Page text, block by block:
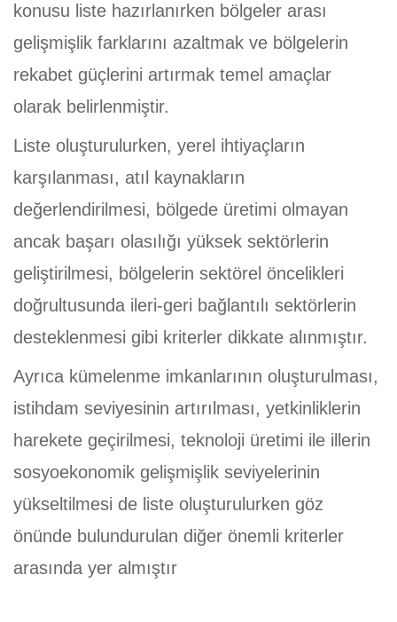
konusu liste hazırlanırken bölgeler arası
gelişmişlik farklarını azaltmak ve bölgelerin
rekabet güçlerini artırmak temel amaçlar
olarak belirlenmiştir.
Liste oluşturulurken, yerel ihtiyaçların
karşılanması, atıl kaynakların
değerlendirilmesi, bölgede üretimi olmayan
ancak başarı olasılığı yüksek sektörlerin
geliştirilmesi, bölgelerin sektörel öncelikleri
doğrultusunda ileri-geri bağlantılı sektörlerin
desteklenmesi gibi kriterler dikkate alınmıştır.
Ayrıca kümelenme imkanlarının oluşturulması,
istihdam seviyesinin artırılması, yetkinliklerin
harekete geçirilmesi, teknoloji üretimi ile illerin
sosyoekonomik gelişmişlik seviyelerinin
yükseltilmesi de liste oluşturulurken göz
önünde bulundurulan diğer önemli kriterler
arasında yer almıştır